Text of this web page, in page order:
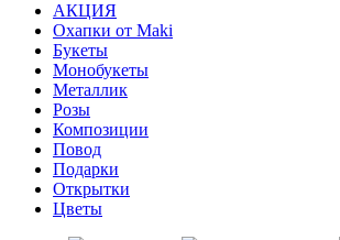
АКЦИЯ
Охапки от Maki
Букеты
Монобукеты
Металлик
Розы
Композиции
Повод
Подарки
Открытки
Цветы